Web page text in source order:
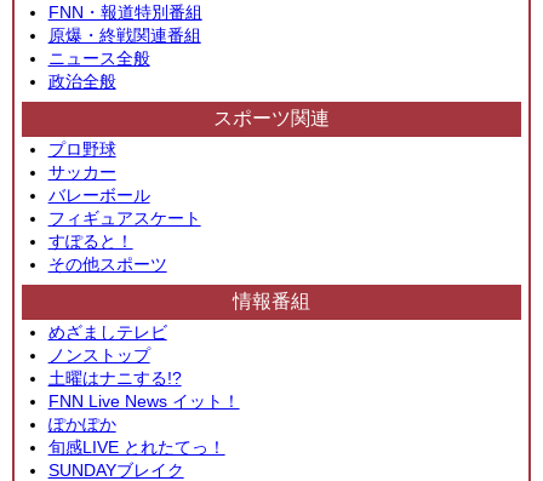
FNN・報道特別番組
原爆・終戦関連番組
ニュース全般
政治全般
スポーツ関連
プロ野球
サッカー
バレーボール
フィギュアスケート
すぽると！
その他スポーツ
情報番組
めざましテレビ
ノンストップ
土曜はナニする!?
FNN Live News イット！
ぽかぽか
旬感LIVE とれたてっ！
SUNDAYブレイク